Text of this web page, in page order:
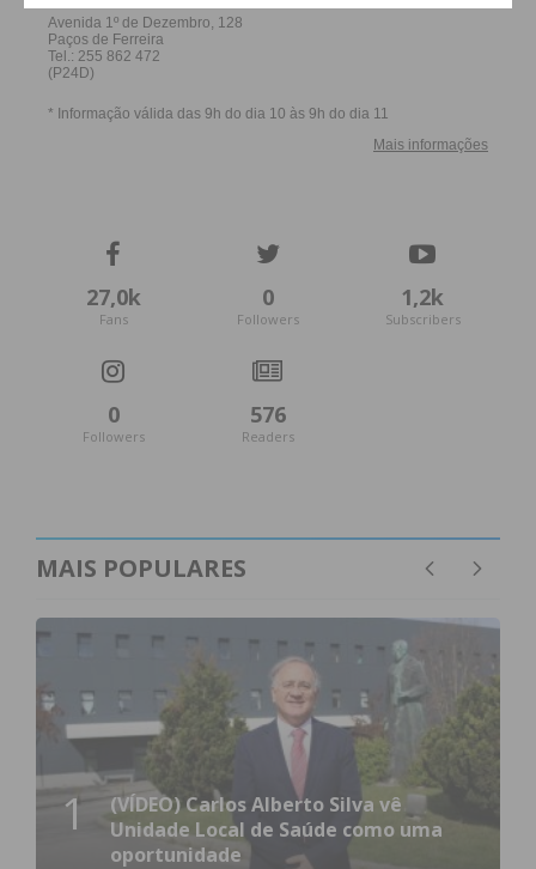
27,0k
Fans
0
Followers
1,2k
Subscribers
0
Followers
576
Readers
MAIS POPULARES
1
(VÍDEO) Carlos Alberto Silva vê
Unidade Local de Saúde como uma
oportunidade